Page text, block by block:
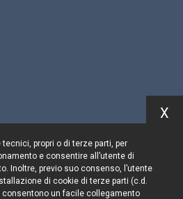
aggiornato
propri o di terze parti, per
e consentire all’utente di
Inoltre, previo suo consenso, l’utente
di cookie di terze parti (c.d.
un facile collegamento
X